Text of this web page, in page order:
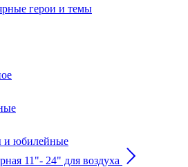
герои и темы
юбилейные
11"- 24" для воздуха